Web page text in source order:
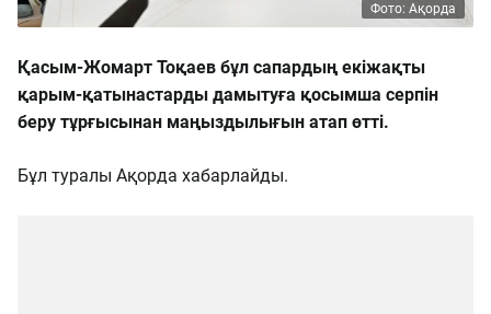
Фото: Ақорда
Қасым-Жомарт Тоқаев бұл сапардың екіжақты
қарым-қатынастарды дамытуға қосымша серпін
беру тұрғысынан маңыздылығын атап өтті.
Бұл туралы Ақорда хабарлайды.